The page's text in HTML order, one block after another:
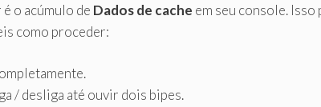
o acúmulo de Dados de cache em seu console.
como proceder:
/ desliga até ouvir dois bipes.